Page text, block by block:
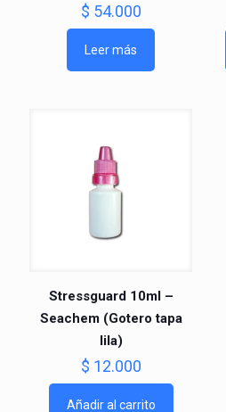
$ 54.000
Leer más
Stressguard 10ml –
Seachem (Gotero tapa
lila)
$ 12.000
Añadir al carrito